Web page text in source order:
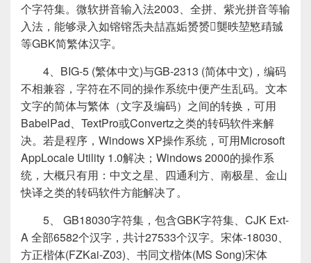
个字符集。微软拼音输入法2003、全拼、紫光拼音等输
入法，能够录入如镕镕炁夬喆嚞姤赟赟龑昳堃慜靕臹
等GBK简繁体汉字。
4、BIG-5 (繁体中文)与GB-2313 (简体中文)，编码
不相兼容，字符在不同的操作系统中便产生乱码。文本
文字的简体与繁体（文字及编码）之间的转换，可用
BabelPad、TextPro或Convertz之类的转码软件来解
决。若是程序，Windows XP操作系统，可用Microsoft
AppLocale Utility 1.0解决；Windows 2000的操作系
统，大概只有用：中文之星、四通利方、南极星、金山
快译之类的转码软件方能解决了。
5、 GB18030字符集，包含GBK字符集、CJK Ext-
A 全部6582个汉字，共计27533个汉字。宋体-18030、
方正楷体(FZKai-Z03)、书同文楷体(MS Song)宋体